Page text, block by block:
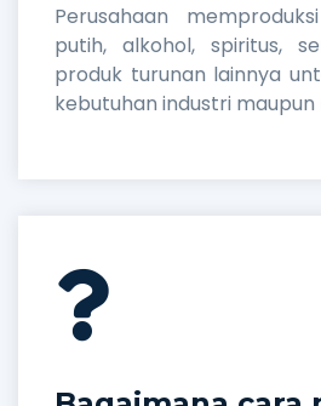
Perusahaan
putih, alkohol, spiritus,
produk turunan lainnya
kebutuhan industri